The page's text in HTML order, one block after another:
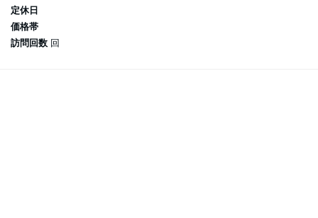
定休日
価格帯
訪問回数 回